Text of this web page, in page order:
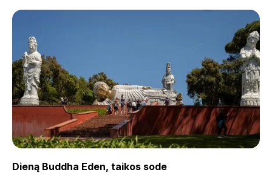
Dieną Buddha Eden, taikos sode